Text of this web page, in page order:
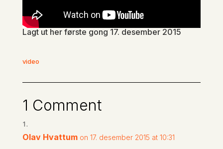
Lagt ut her første gong 17. desember 2015
video
1 Comment
Olav Hvattum on 17. desember 2015 at 10:31